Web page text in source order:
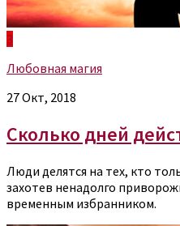
3
Любовная магия
27 Окт, 2018
Сколько дней
Люди делятся на тех, кто
захотев ненадолго
временным избранником.